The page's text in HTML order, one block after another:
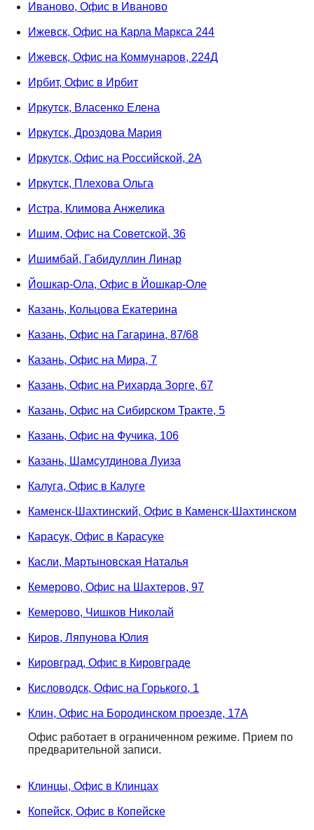
Иваново, Офис в Иваново
Ижевск, Офис на Карла Маркса 244
Ижевск, Офис на Коммунаров, 224Д
Ирбит, Офис в Ирбит
Иркутск, Власенко Елена
Иркутск, Дроздова Мария
Иркутск, Офис на Российской, 2А
Иркутск, Плехова Ольга
Истра, Климова Анжелика
Ишим, Офис на Советской, 36
Ишимбай, Габидуллин Линар
Йошкар-Ола, Офис в Йошкар-Оле
Казань, Кольцова Екатерина
Казань, Офис на Гагарина, 87/68
Казань, Офис на Мира, 7
Казань, Офис на Рихарда Зорге, 67
Казань, Офис на Сибирском Тракте, 5
Казань, Офис на Фучика, 106
Казань, Шамсутдинова Луиза
Калуга, Офис в Калуге
Каменск-Шахтинский, Офис в Каменск-Шахтинском
Карасук, Офис в Карасуке
Касли, Мартыновская Наталья
Кемерово, Офис на Шахтеров, 97
Кемерово, Чишков Николай
Киров, Ляпунова Юлия
Кировград, Офис в Кировграде
Кисловодск, Офис на Горького, 1
Клин, Офис на Бородинском проезде, 17А
Офис работает в ограниченном режиме. Прием по
предварительной записи.
Клинцы, Офис в Клинцах
Копейск, Офис в Копейске